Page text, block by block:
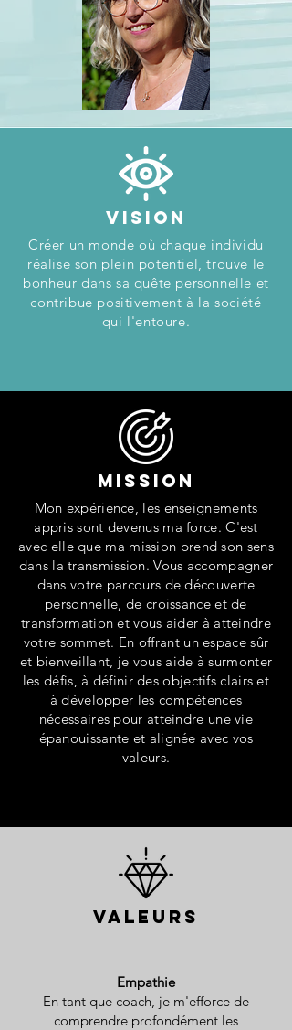
Vision
Créer un monde où chaque individu
réalise son plein potentiel, trouve le
bonheur dans sa quête personnelle et
contribue positivement à la société
qui l'entoure.
Mission
Mon expérience, les enseignements
appris sont devenus ma force. C'est
avec elle que ma mission prend son sens
dans la transmission. Vous accompagner
dans votre parcours de découverte
personnelle, de croissance et de
transformation et vous aider à atteindre
votre sommet. En offrant un espace sûr
et bienveillant, je vous aide à surmonter
les défis, à définir des objectifs clairs et
à développer les compétences
nécessaires pour atteindre une vie
épanouissante et alignée avec vos
valeurs.
Valeurs
Empathie
En tant que coach, je m'efforce de
comprendre profondément les